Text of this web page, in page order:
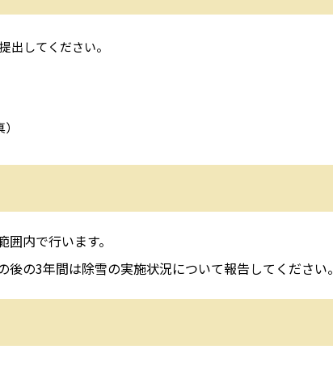
出してください。
内で行います。
の3年間は除雪の実施状況について報告してください。